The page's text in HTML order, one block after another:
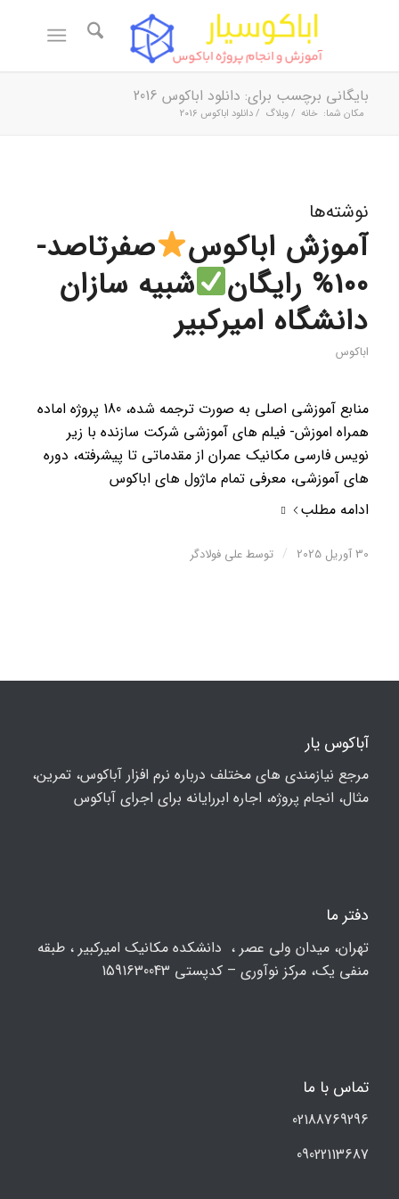
بایگانی برچسب برای: دانلود اباکوس 2016
مکان شما: خانه / وبلاگ / دانلود اباکوس 2016
نوشته‌ها
آموزش اباکوس
صفرتاصد-
100% رایگان
شبیه سازان
دانشگاه امیرکبیر
اباکوس
منابع آموزشی اصلی به صورت ترجمه شده، 180 پروژه اماده
همراه اموزش- فیلم های آموزشی شرکت سازنده با زیر
نویس فارسی مکانیک عمران از مقدماتی تا پیشرفته، دوره
های آموزشی، معرفی تمام ماژول های اباکوس
ادامه مطلب
30 آوریل 2025 / توسطعلی فولادگر
آباکوس یار
مرجع نیازمندی های مختلف درباره نرم افزار آباکوس، تمرین،
مثال، انجام پروژه، اجاره ابررایانه برای اجرای آباکوس
دفتر ما
تهران، ميدان ولي عصر ، دانشکده مكانيك امیرکبیر ، طبقه
منفی یک، مرکز نوآوری – کدپستی 1591630043
تماس با ما
02188769296
09022113687